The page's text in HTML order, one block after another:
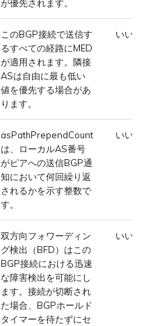
が優先されます。
このBGP接続で送信す
るすべての経路にMED
が適用されます。隣接
ASは自由に最も低い
値を優先する場合があ
ります。
いいえ
asPathPrependCount
は、ローカルAS番号
がピアへの送信BGP通
知において何回繰り返
されるかを示す整数で
す。
いいえ
双方向フォワーディン
グ検出（BFD）はこの
BGP接続における迅速
な障害検出を可能にし
ます。接続が切断され
た場合、BGPホールド
タイマーを待たずにセ
いいえ